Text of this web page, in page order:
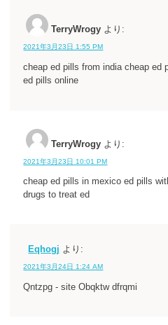
TerryWrogy より:
2021年3月23日 1:55 PM
cheap ed pills from india cheap ed
ed pills online
TerryWrogy より:
2021年3月23日 10:01 PM
cheap ed pills in mexico ed pills
drugs to treat ed
Eqhogj より:
2021年3月24日 1:24 AM
Qntzpg - site Obqktw dfrqmi